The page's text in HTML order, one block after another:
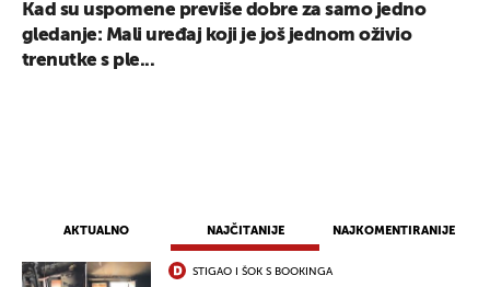
AKTUALNO NAJČITANIJE NAJKOMENTIRANIJE
STIGAO I ŠOK S BOOKINGA
Kad su uspomene previše dobre za samo jedno
gledanje: Mali uređaj koji je još jednom oživio
trenutke s ple...